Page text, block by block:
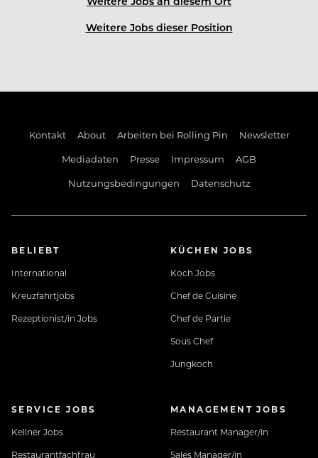
Weitere Jobs dieser Position
Kontakt About Arbeiten bei Rolling Pin
Newsletter
Mediadaten
Presse Impressum
AGB
Nutzungsbedingungen
Datenschutz
BELIEBT
International
Kreuzfahrtjobs
Rezeptionist/in Jobs
KÜCHEN JOBS
Koch Jobs
Chef de Cuisine
Chef de Partie
Sous Chef
Jungkoch
SERVICE JOBS
Kellner Jobs
Restaurantfachfrau
MANAGEMENT JOBS
Restaurant Manager/in
Sales Manager/in